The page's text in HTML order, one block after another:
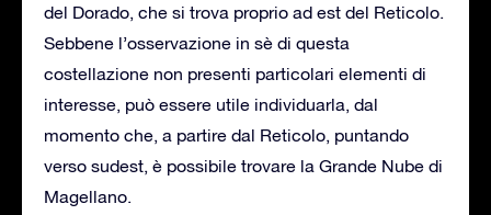
del Dorado, che si trova proprio ad est del Reticolo.
Sebbene l’osservazione in sè di questa
costellazione non presenti particolari elementi di
interesse, può essere utile individuarla, dal
momento che, a partire dal Reticolo, puntando
verso sudest, è possibile trovare la Grande Nube di
Magellano.